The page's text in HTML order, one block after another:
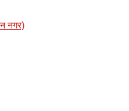
नगर)